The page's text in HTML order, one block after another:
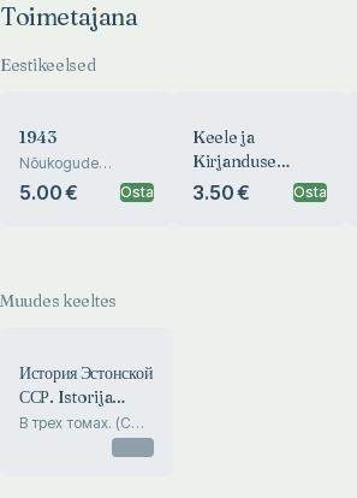
Toimetajana
Eestikeelsed
1943
Nõukogude
Telegraafiagentuuri
teadaandeid,
kolmandast aastast
5.00 € Osta
Keele ja
Kirjanduse
Instituut
3.50 € Osta
Muudes keeltes
История Эстонской
ССР. Istorija
Estonskoi SSR
В трех томах. (С
марта 1917 года до
начала 50-х годов)